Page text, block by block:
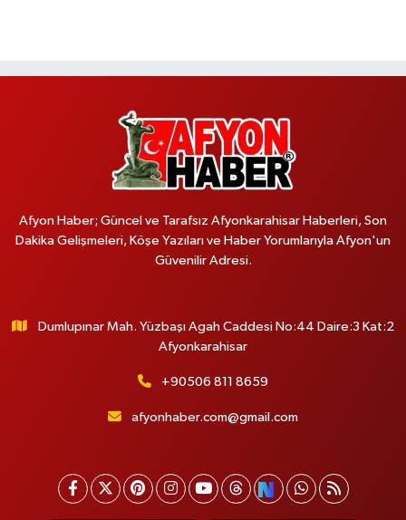
Afyon Haber; Güncel ve Tarafsız Afyonkarahisar Haberleri, Son
Dakika Gelişmeleri, Köşe Yazıları ve Haber Yorumlarıyla Afyon'un
Güvenilir Adresi.
Dumlupınar Mah. Yüzbaşı Agah Caddesi No:44 Daire:3 Kat:2
Afyonkarahisar
+90506 811 8659
afyonhaber.com@gmail.com